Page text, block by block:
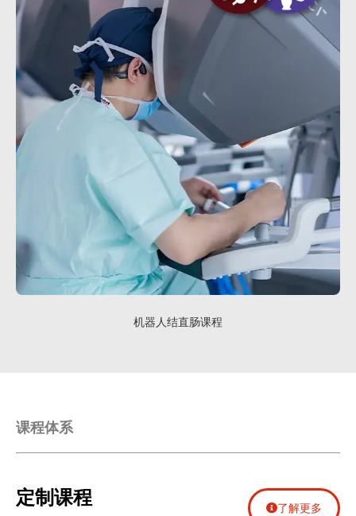
机器人结直肠课程
课程体系
定制课程 了解更多